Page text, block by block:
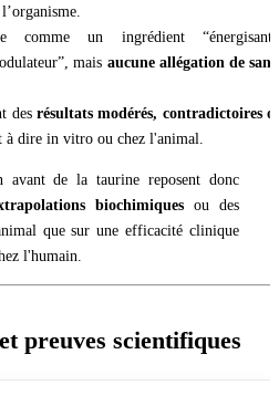
comme un ingrédient
mais aucune allégation de
des résultats modérés, contradictoires
à dire in vitro ou chez l'animal.
avant de la taurine reposent donc
biochimiques ou des
que sur une efficacité clinique
l'humain.
preuves scientifiques